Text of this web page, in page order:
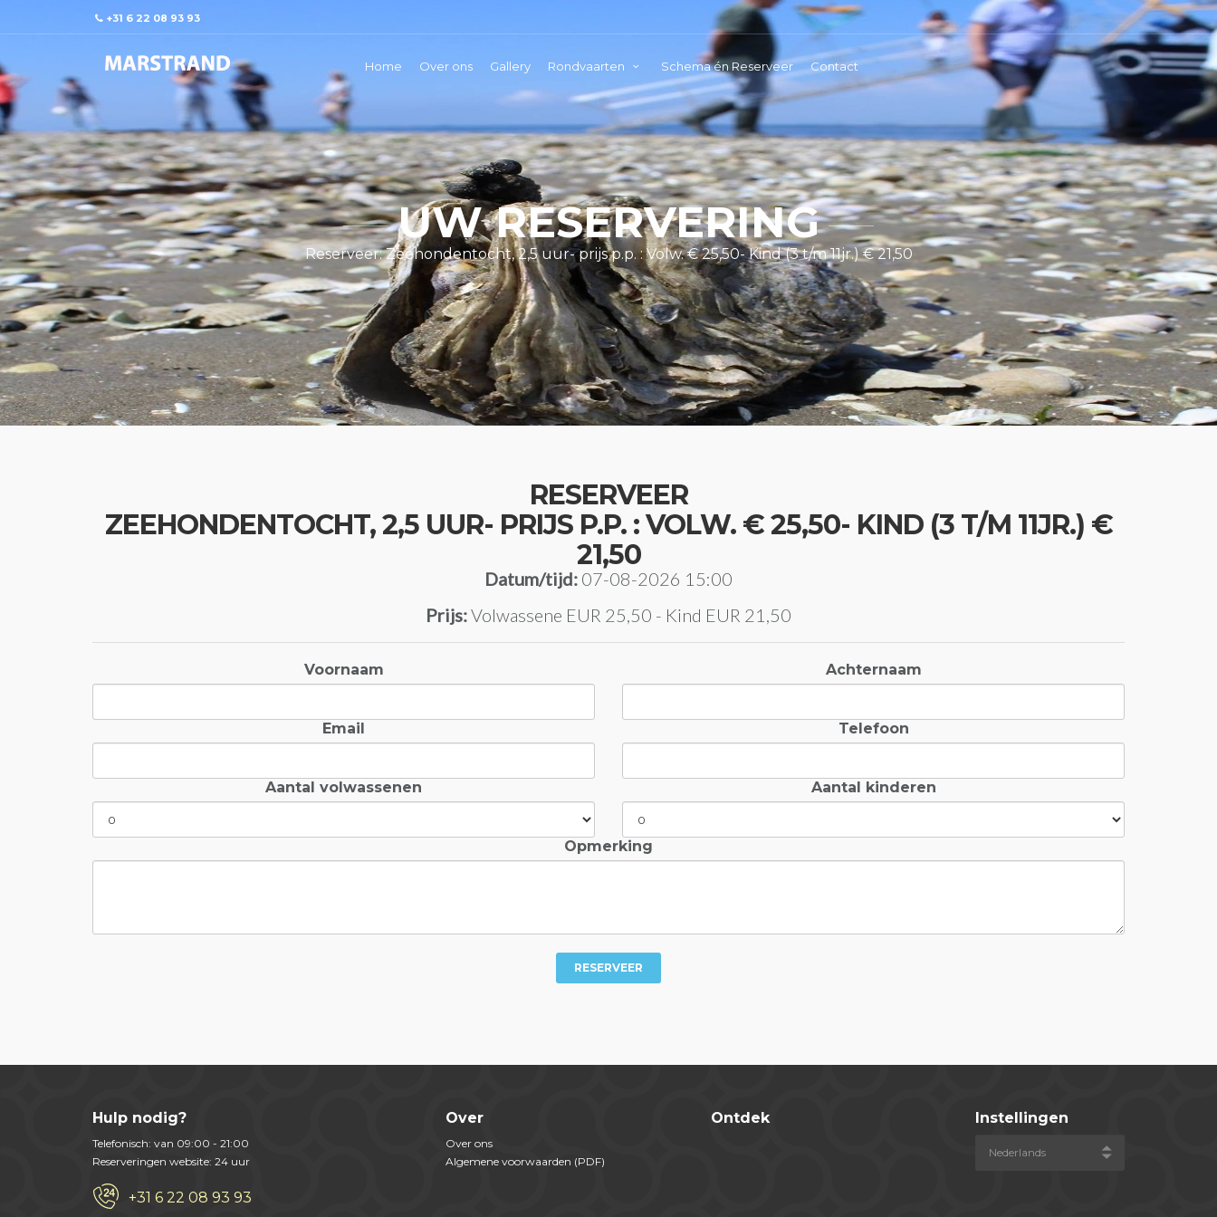
+31 6 22 08 93 93
Home Over ons Gallery Rondvaarten Schema én Reserveer Contact
UW RESERVERING
Reserveer: Zeehondentocht, 2,5 uur- prijs p.p. : Volw. € 25,50- Kind (3 t/m 11jr.) € 21,50
RESERVEER
ZEEHONDENTOCHT, 2,5 UUR- PRIJS P.P. : VOLW. € 25,50- KIND (3 T/M 11JR.) €
21,50
Datum/tijd: 07-08-2026 15:00
Prijs:Volwassene EUR 25,50 - Kind EUR 21,50
Voornaam Achternaam
Email Telefoon
Aantal volwassenen Aantal kinderen
Opmerking
RESERVEER
Hulp nodig?
Telefonisch: van 09:00 - 21:00
Reserveringen website: 24 uur
+31 6 22 08 93 93
Over
Over ons
Algemene voorwaarden (PDF)
Ontdek Instellingen